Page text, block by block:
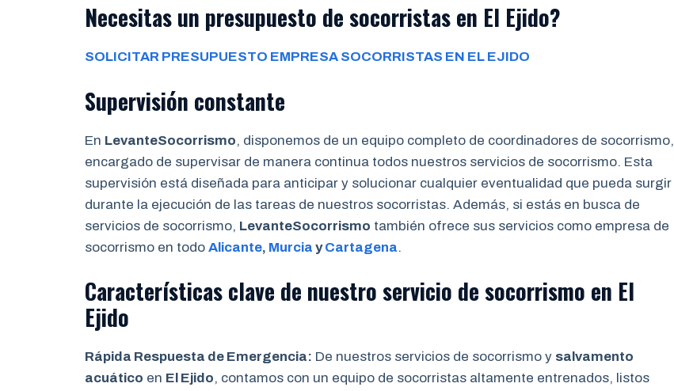
Necesitas un presupuesto de socorristas en El Ejido?
SOLICITAR PRESUPUESTO EMPRESA SOCORRISTAS EN EL EJIDO
Supervisión constante
En LevanteSocorrismo, disponemos de un equipo completo de coordinadores de socorrismo,
encargado de supervisar de manera continua todos nuestros servicios de socorrismo. Esta
supervisión está diseñada para anticipar y solucionar cualquier eventualidad que pueda surgir
durante la ejecución de las tareas de nuestros socorristas. Además, si estás en busca de
servicios de socorrismo, LevanteSocorrismo también ofrece sus servicios como empresa de
socorrismo en todo Alicante, Murcia yCartagena.
Características clave de nuestro servicio de socorrismo en El
Ejido
Rápida Respuesta de Emergencia: De nuestros servicios de socorrismo y salvamento
acuático en El Ejido, contamos con un equipo de socorristas altamente entrenados, listos